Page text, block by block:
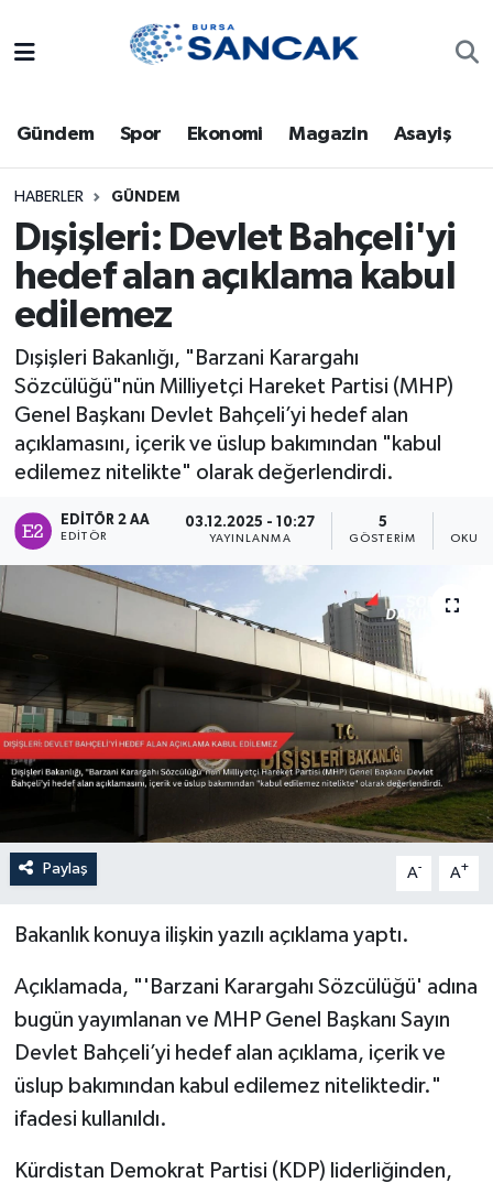
Gündem Spor Ekonomi Magazin Asayiş
HABERLER GÜNDEM
Dışişleri: Devlet Bahçeli'yi
hedef alan açıklama kabul
edilemez
Dışişleri Bakanlığı, "Barzani Karargahı
Sözcülüğü"nün Milliyetçi Hareket Partisi (MHP)
Genel Başkanı Devlet Bahçeli’yi hedef alan
açıklamasını, içerik ve üslup bakımından "kabul
edilemez nitelikte" olarak değerlendirdi.
EDITÖR 2 AA
EDITÖR
03.12.2025 - 10:27
YAYINLANMA
5
GÖSTERIM
Paylaş A- A+
Bakanlık konuya ilişkin yazılı açıklama yaptı.
Açıklamada, "'Barzani Karargahı Sözcülüğü' adına
bugün yayımlanan ve MHP Genel Başkanı Sayın
Devlet Bahçeli’yi hedef alan açıklama, içerik ve
üslup bakımından kabul edilemez niteliktedir."
ifadesi kullanıldı.
Kürdistan Demokrat Partisi (KDP) liderliğinden,
Bursa
Dünya
Eğitim
Ekonomi
Genel
Gündem
Magazin
Sağlık
Siyaset
Türkiye
Trafik Durumu
Süper Lig Puan Durumu ve Fikstür
Tüm Manşetler
Son Dakika Haberleri
Haber Arşivi